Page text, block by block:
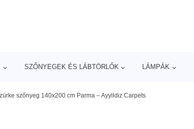
SZŐNYEGEK ÉS LÁBTÖRLŐK LÁMPÁK
szőnyeg 140x200 cm Parma – Ayyildiz Carpets